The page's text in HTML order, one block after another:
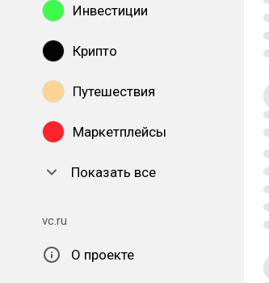
Инвестиции
Крипто
Путешествия
Маркетплейсы
Показать все
vc.ru
О проекте